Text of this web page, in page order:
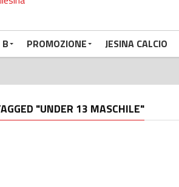
PROMOZIONE JESINA CALCIO
"UNDER 13 MASCHILE"